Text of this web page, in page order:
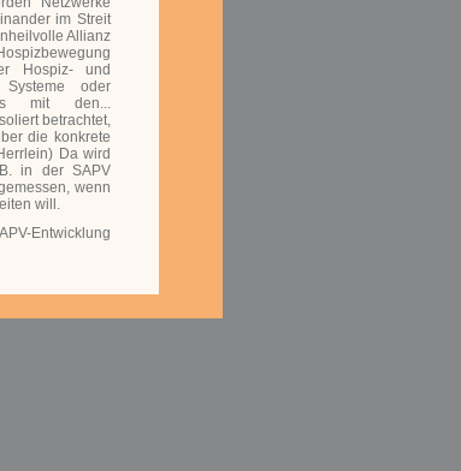
im Streit
Allianz
Hospiz- und
oder
mit den...
betrachtet,
die konkrete
Da wird
in der SAPV
wenn
will.
Entwicklung